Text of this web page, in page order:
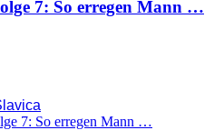
7: So erregen Mann …
7: So erregen Mann …